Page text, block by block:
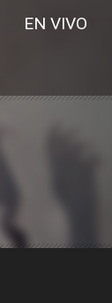
EN VIVO